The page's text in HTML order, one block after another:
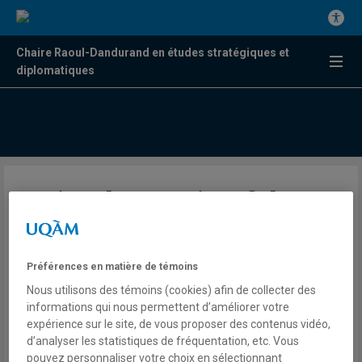
Chaire Raoul-Dandurand en études stratégiques et
diplomatiques
Regional Dynamics of the
Climate Crisis
Siddiqi and Anselm Vogler
Balado de la Chaire
The panel «Regional Dynamics of the Climate Crisis» is part of
Préférences en matière de témoins
Nous utilisons des témoins (cookies) afin de collecter des
informations qui nous permettent d’améliorer votre
expérience sur le site, de vous proposer des contenus vidéo,
d’analyser les statistiques de fréquentation, etc. Vous
pouvez personnaliser votre choix en sélectionnant